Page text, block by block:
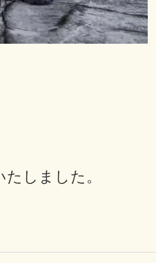
しました。